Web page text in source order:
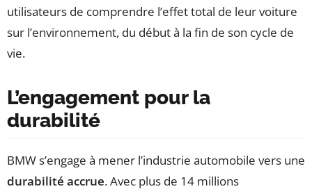
utilisateurs de comprendre l’effet total de leur voiture
sur l’environnement, du début à la fin de son cycle de
vie.
L’engagement pour la
durabilité
BMW s’engage à mener l’industrie automobile vers une
durabilité accrue. Avec plus de 14 millions